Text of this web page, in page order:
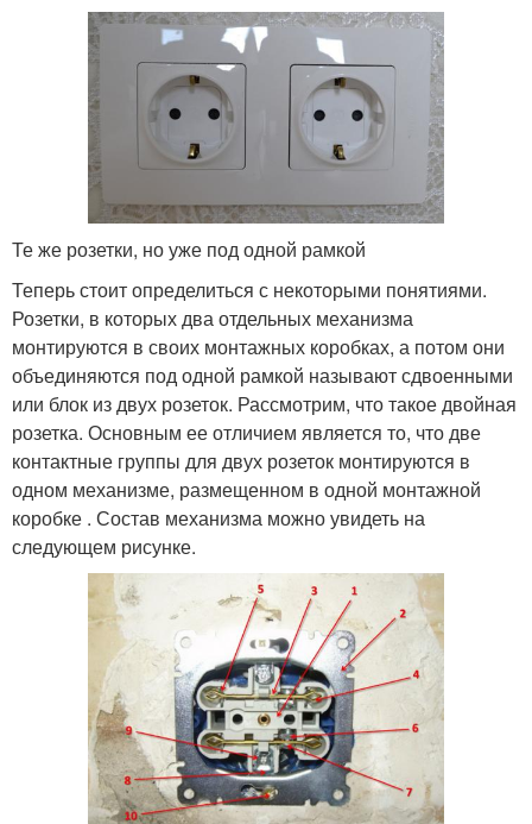
Те же розетки, но уже под одной рамкой
Теперь стоит определиться с некоторыми понятиями.
Розетки, в которых два отдельных механизма
монтируются в своих монтажных коробках, а потом они
объединяются под одной рамкой называют сдвоенными
или блок из двух розеток. Рассмотрим, что такое двойная
розетка. Основным ее отличием является то, что две
контактные группы для двух розеток монтируются в
одном механизме, размещенном в одной монтажной
коробке . Состав механизма можно увидеть на
следующем рисунке.